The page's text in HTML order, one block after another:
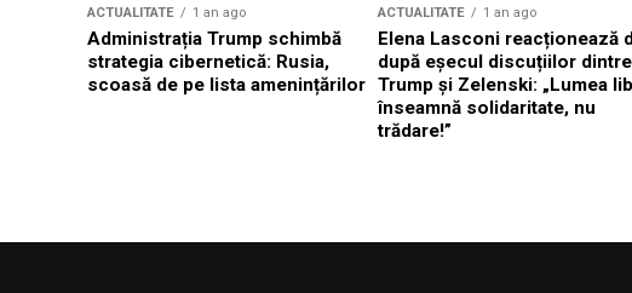
ACTUALITATE 1 an ago
Administrația Trump schimbă
strategia cibernetică: Rusia,
scoasă de pe lista amenințărilor
ACTUALITATE 1 an ago
Elena Lasconi reacționează
după eșecul discuțiilor dintre
Trump și Zelenski: „Lumea
înseamnă solidaritate, nu
trădare!”